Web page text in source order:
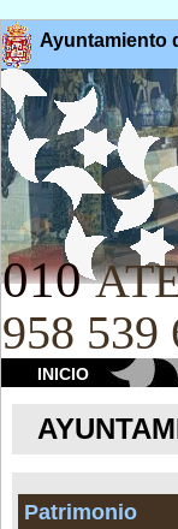
Ayuntamiento
010
958 539
INICIO
Patrimonio